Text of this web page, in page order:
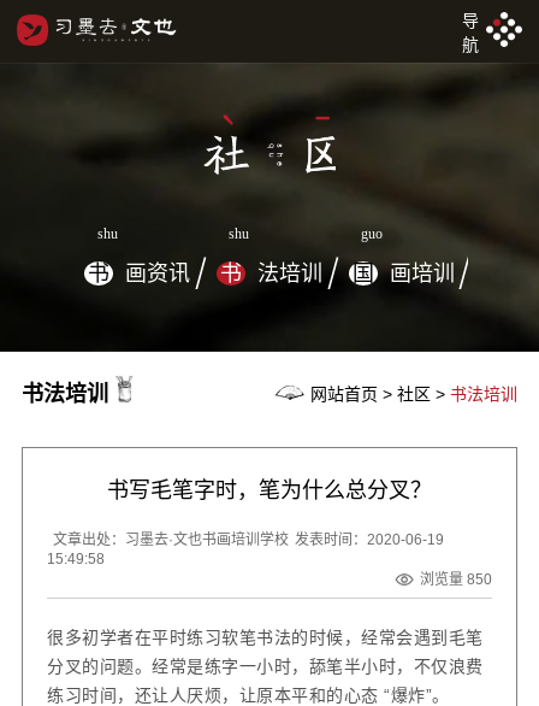
导
航
shu
书 画资讯
shu
书 法培训
guo
国 画培训
书法培训 网站首页 > 社区 >书法培训
书写毛笔字时，笔为什么总分叉？
文章出处：习墨去·文也书画培训学校 发表时间：2020-06-19
15:49:58
浏览量 850
很多初学者在平时练习软笔书法的时候，经常会遇到毛笔
分叉的问题。经常是练字一小时，舔笔半小时，不仅浪费
练习时间，还让人厌烦，让原本平和的心态 “爆炸”。